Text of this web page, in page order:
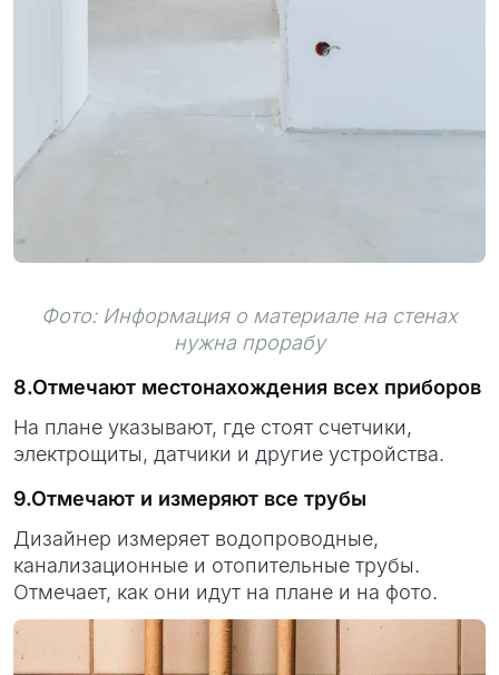
Фото: Информация о материале на стенах
нужна прорабу
8.Отмечают местонахождения всех приборов
На плане указывают, где стоят счетчики,
электрощиты, датчики и другие устройства.
9.Отмечают и измеряют все трубы
Дизайнер измеряет водопроводные,
канализационные и отопительные трубы.
Отмечает, как они идут на плане и на фото.